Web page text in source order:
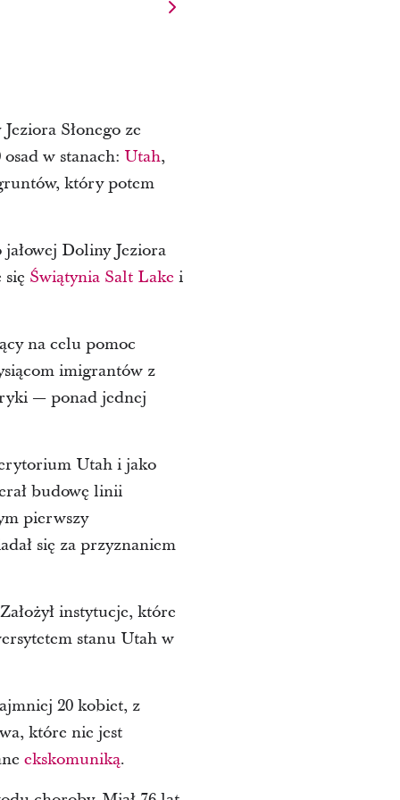
Słonego ze
osad w stanach: Utah,
który potem
Doliny Jeziora
Świątynia Salt Lake i
na celu pomoc
imigrantów z
— ponad jednej
Utah i jako
budowę linii
pierwszy
się za przyznaniem
instytucje, które
stanu Utah w
20 kobiet, z
które nie jest
ekskomuniką.